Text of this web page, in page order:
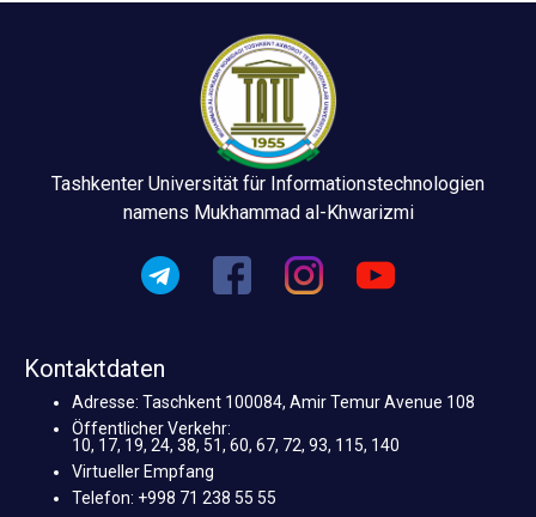
Tashkenter Universität für Informationstechnologien
namens Mukhammad al-Khwarizmi
Kontaktdaten
Adresse: Taschkent 100084, Amir Temur Avenue 108
Öffentlicher Verkehr:
10, 17, 19, 24, 38, 51, 60, 67, 72, 93, 115, 140
Virtueller Empfang
Telefon: +998 71 238 55 55